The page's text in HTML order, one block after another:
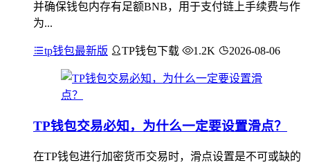
并确保钱包内存有足额BNB，用于支付链上手续费与作
为...
tp钱包最新版 TP钱包下载 1.2K 2026-08-06
TP钱包交易必知，为什么一定要设置滑点？
在TP钱包进行加密货币交易时，滑点设置是不可或缺的